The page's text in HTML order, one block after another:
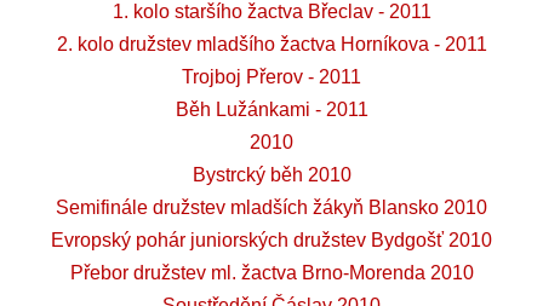
1. kolo staršího žactva Břeclav - 2011
2. kolo družstev mladšího žactva Horníkova - 2011
Trojboj Přerov - 2011
Běh Lužánkami - 2011
2010
Bystrcký běh 2010
Semifinále družstev mladších žákyň Blansko 2010
Evropský pohár juniorských družstev Bydgošť 2010
Přebor družstev ml. žactva Brno-Morenda 2010